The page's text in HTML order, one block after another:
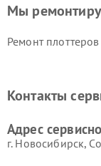
Мы
Ремонт
Контакты
Адрес
г. Новосибирск,